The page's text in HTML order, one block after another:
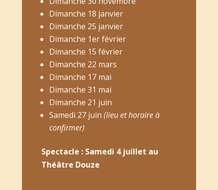
Dimanche 18 janvier
Dimanche 25 janvier
Dimanche 1er février
Dimanche 15 février
Dimanche 22 mars
Dimanche 17 mai
Dimanche 31 mai
Dimanche 21 juin
Samedi 27 juin (lieu et horaire à
confirmer)
Spectacle : Samedi 4 juillet au
Théâtre Douze